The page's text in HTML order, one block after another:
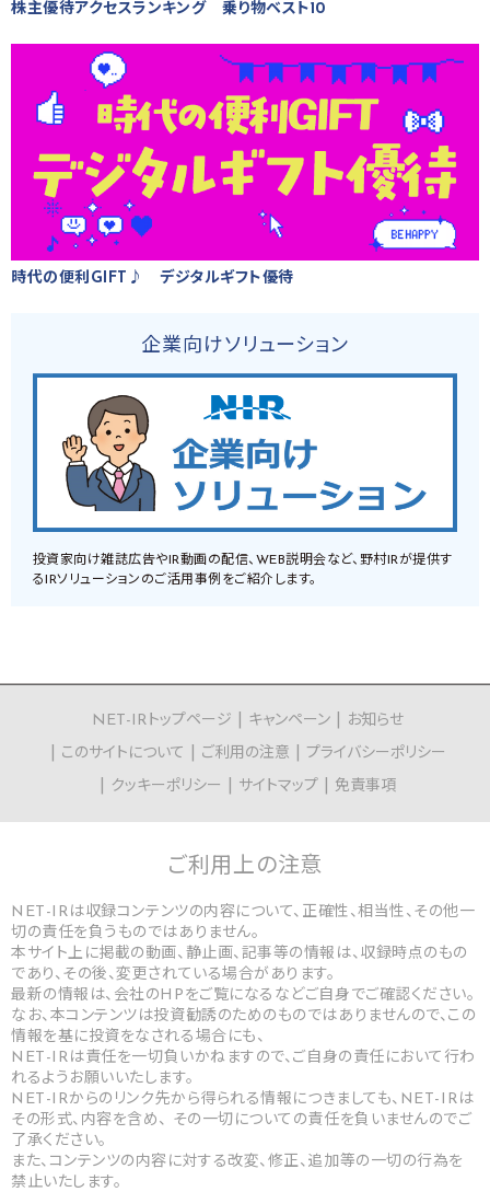
株主優待アクセスランキング 乗り物ベスト10
時代の便利GIFT♪ デジタルギフト優待
企業向けソリューション
投資家向け雑誌広告やIR動画の配信、WEB説明会など、野村IRが提供す
るIRソリューションのご活用事例をご紹介します。
NET-IRトップページ キャンペーン
お知らせ
このサイトについて
ご利用の注意
プライバシーポリシー
クッキーポリシー
サイトマップ 免責事項
ご利用上の注意
NET-IRは収録コンテンツの内容について、正確性、相当性、その他一
切の責任を負うものではありません。
本サイト上に掲載の動画、静止画、記事等の情報は、収録時点のもの
であり、その後、変更されている場合があります。
最新の情報は、会社のHPをご覧になるなどご自身でご確認ください。
なお、本コンテンツは投資勧誘のためのものではありませんので、この
情報を基に投資をなされる場合にも、
NET-IRは責任を一切負いかねますので、ご自身の責任において行わ
れるようお願いいたします。
NET-IRからのリンク先から得られる情報につきましても、NET-IRは
その形式、内容を含め、 その一切についての責任を負いませんのでご
了承ください。
また、コンテンツの内容に対する改変、修正、追加等の一切の行為を
禁止いたします。